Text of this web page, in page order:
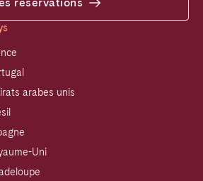
arabes unis
Uni